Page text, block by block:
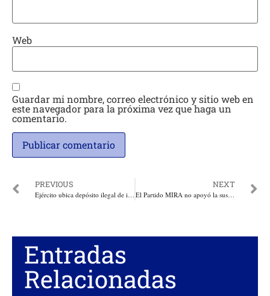
Web
Guardar mi nombre, correo electrónico y sitio web en
este navegador para la próxima vez que haga un
comentario.
PREVIOUS
Ejército ubica depósito ilegal de intendencia y material de guerra en el sur de Bolívar
NEXT
El Partido MIRA no apoyó la suspensión de la Ley de Garantías
Entradas
Relacionadas